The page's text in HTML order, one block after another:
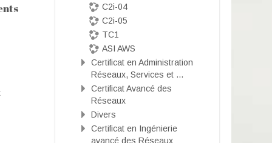
C2i-04
C2i-05
TC1
ASI AWS
Certificat en Administration
Réseaux, Services et ...
Certificat Avancé des
Réseaux
Divers
Certificat en Ingénierie
avancé des Réseaux